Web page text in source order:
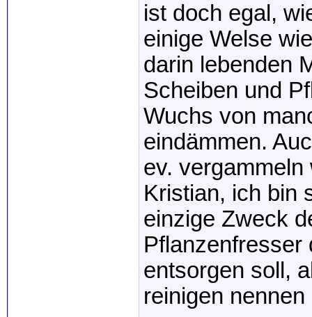
ist doch egal,
einige Welse
darin lebenden
Scheiben und
Wuchs von
eindämmen.
ev.
Kristian, ich bin
einzige Zweck
Pflanzenfresser
entsorgen soll,
reinigen